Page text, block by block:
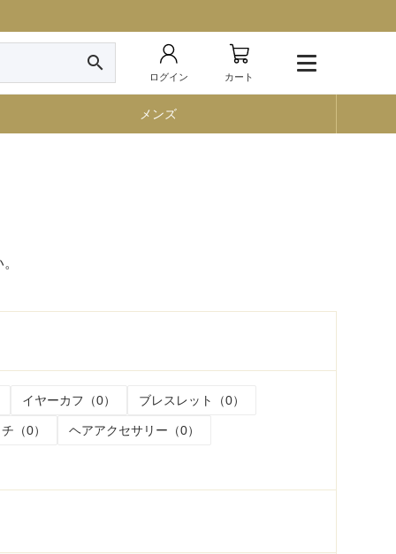
search
ログイン カート
メンズ
イヤーカフ（0） ブレスレット（0）
（0） ヘアアクセサリー（0）